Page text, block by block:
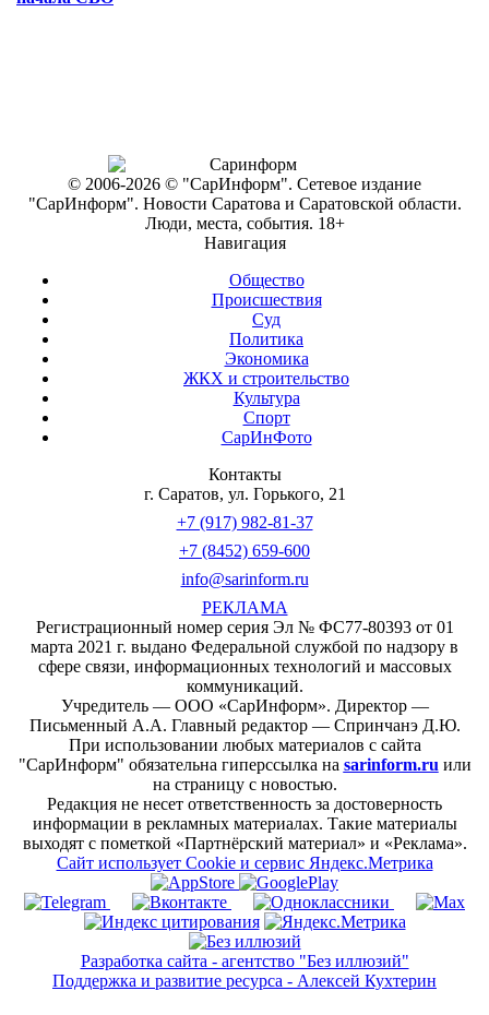
© 2006-2026 © "СарИнформ". Сетевое издание
"СарИнформ". Новости Саратова и Саратовской области.
Люди, места, события. 18+
Навигация
Общество
Происшествия
Суд
Политика
Экономика
ЖКХ и строительство
Культура
Спорт
СарИнФото
Контакты
г. Саратов, ул. Горького, 21
+7 (917) 982-81-37
+7 (8452) 659-600
info@sarinform.ru
РЕКЛАМА
Регистрационный номер серия Эл № ФС77-80393 от 01
марта 2021 г. выдано Федеральной службой по надзору в
сфере связи, информационных технологий и массовых
коммуникаций.
Учредитель — ООО «СарИнформ». Директор —
Письменный А.А. Главный редактор — Спринчанэ Д.Ю.
При использовании любых материалов с сайта
"СарИнформ" обязательна гиперссылка на sarinform.ru или
на страницу с новостью.
Редакция не несет ответственность за достоверность
информации в рекламных материалах. Такие материалы
выходят с пометкой «Партнёрский материал» и «Реклама».
Сайт использует Cookie и сервиc Яндекс.Метрика
Разработка сайта - агентство "Без иллюзий"
Поддержка и развитие ресурса - Алексей Кухтерин